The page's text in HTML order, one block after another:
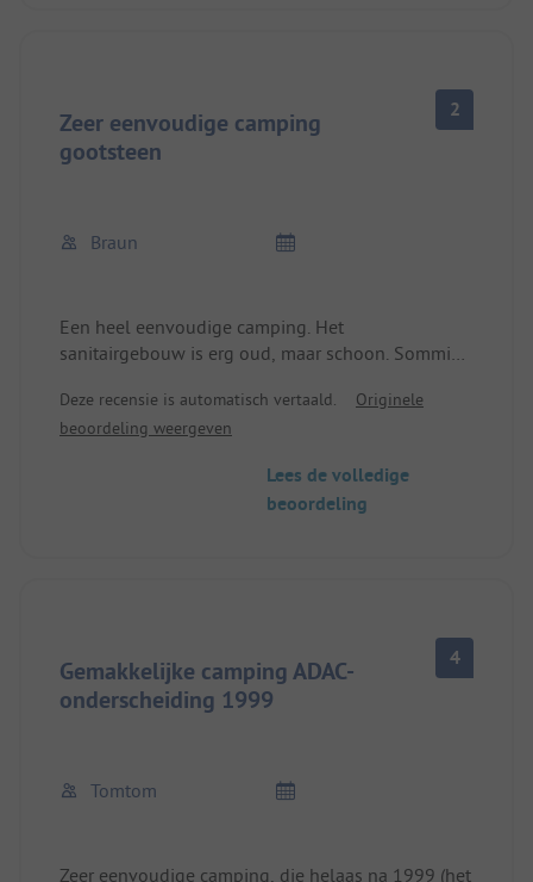
Zeer eenvoudige camping
gootsteen
2
Braun
Een heel eenvoudige camping. Het
sanitairgebouw is erg oud, maar schoon. Sommige
douchestang bevestigd worden. Daarnaast hebben
de douches een hoge instap. De ontvangst was
contant betalen. De vorige beoordelingen zijn nog
steeds actueel. Daarnaast ligt de camping aan een
Deze recensie is automatisch vertaald.
Originele
beoordeling weergeven
Lees de volledige
beoordeling
Gemakkelijke camping ADAC-
onderscheiding 1999
4
Tomtom
Zeer eenvoudige camping, die helaas na 1999 (het